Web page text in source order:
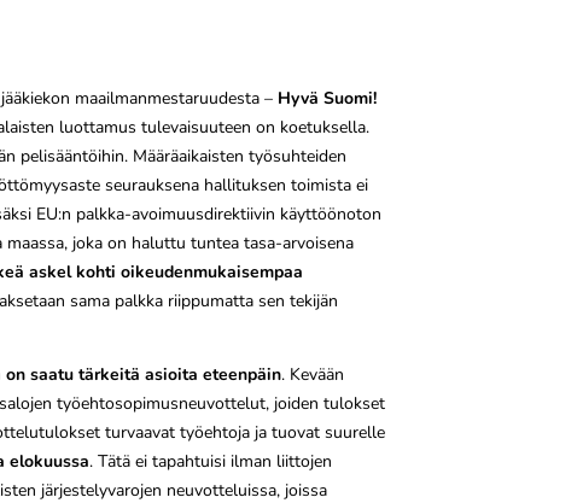
maailmanmestaruudesta – Hyvä Suomi!
luottamus tulevaisuuteen on koetuksella.
pelisääntöihin. Määräaikaisten työsuhteiden
seurauksena hallituksen toimista ei
EU:n palkka-avoimuusdirektiivin käyttöönoton
joka on haluttu tuntea tasa-arvoisena
askel kohti oikeudenmukaisempaa
sama palkka riippumatta sen tekijän
saatu tärkeitä asioita eteenpäin. Kevään
työehtosopimusneuvottelut, joiden tulokset
turvaavat työehtoja ja tuovat suurelle
elokuussa. Tätä ei tapahtuisi ilman liittojen
järjestelyvarojen neuvotteluissa, joissa